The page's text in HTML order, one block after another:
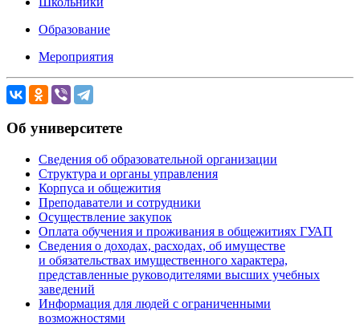
Образование
Мероприятия
Об университете
Сведения об образовательной организации
Структура и органы управления
Корпуса и общежития
Преподаватели и сотрудники
Осуществление закупок
Оплата обучения и проживания в общежитиях ГУАП
Сведения о доходах, расходах, об имуществе
и обязательствах имущественного характера,
представленные руководителями высших учебных
заведений
Информация для людей с ограниченными
возможностями